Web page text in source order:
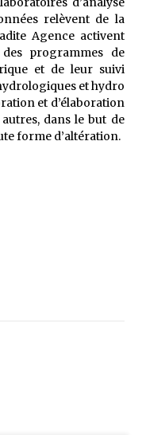
relèvent de la
Agence activent
programmes de
et de leur suivi
et hydro
et d’élaboration
dans le but de
forme d’altération.